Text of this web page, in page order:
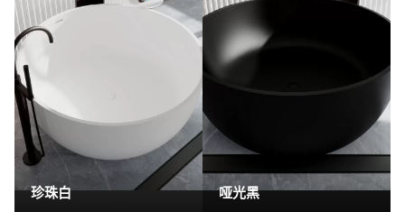
珍珠白 哑光黑